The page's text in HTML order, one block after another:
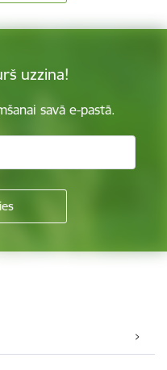
uzzina!
savā e-pastā.